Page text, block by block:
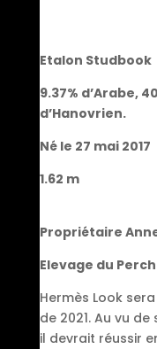
Etalon Studbook
9.37% d’Arabe,
d’Hanovrien.
Né le 27 mai 2017
1.62 m
Propriétaire
Elevage du
Hermès Look
de 2021. Au vu
il devrait réussir